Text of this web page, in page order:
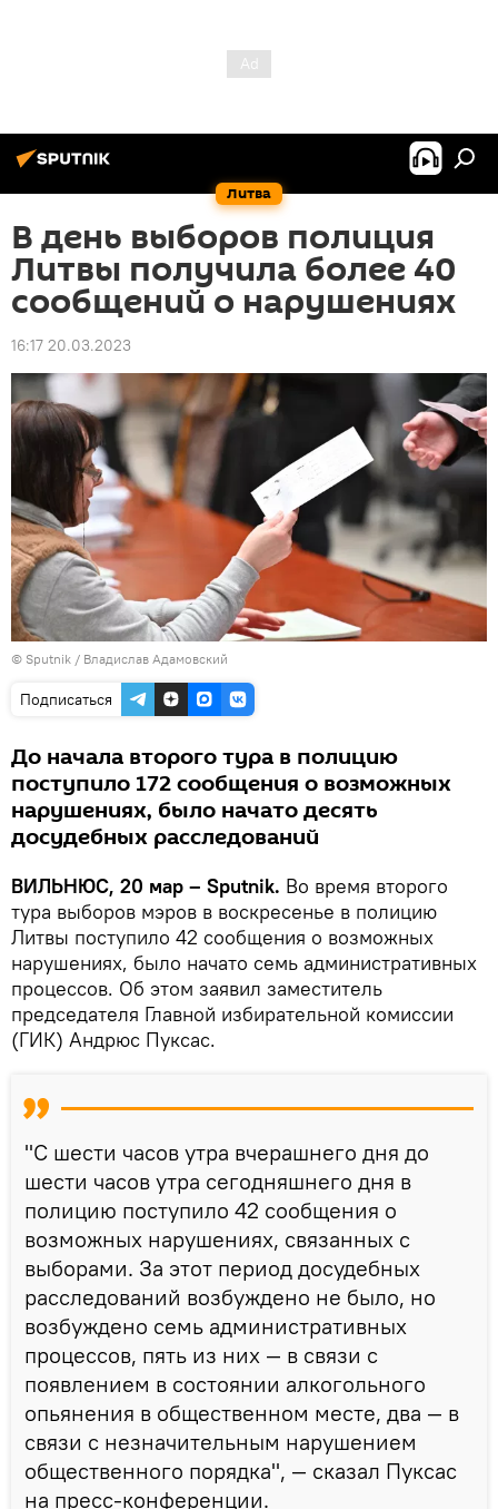
Литва
В день выборов полиция
Литвы получила более 40
сообщений о нарушениях
16:17 20.03.2023
© Sputnik / Владислав Адамовский
Подписаться
До начала второго тура в полицию
поступило 172 сообщения о возможных
нарушениях, было начато десять
досудебных расследований
ВИЛЬНЮС, 20 мар – Sputnik. Во время второго
тура выборов мэров в воскресенье в полицию
Литвы поступило 42 сообщения о возможных
нарушениях, было начато семь административных
процессов. Об этом заявил заместитель
председателя Главной избирательной комиссии
(ГИК) Андрюс Пуксас.
"С шести часов утра вчерашнего дня до
шести часов утра сегодняшнего дня в
полицию поступило 42 сообщения о
возможных нарушениях, связанных с
выборами. За этот период досудебных
расследований возбуждено не было, но
возбуждено семь административных
процессов, пять из них — в связи с
появлением в состоянии алкогольного
опьянения в общественном месте, два — в
связи с незначительным нарушением
общественного порядка", — сказал Пуксас
на пресс-конференции.